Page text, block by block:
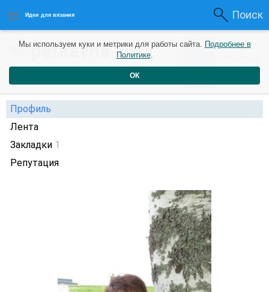
Идеи для вязания Поиск
petkavna-657 лет 0 0
Профиль
Лента
Закладки 1
Репутация
Мы используем куки и метрики для работы сайта. Подробнее в
Политике.
ОК